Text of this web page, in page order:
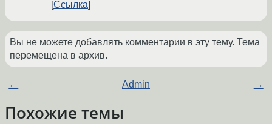
Ссылка
Вы не можете добавлять комментарии в эту тему. Тема
перемещена в архив.
← Admin →
Похожие темы